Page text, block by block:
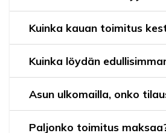
Kuinka kauan toimitus
Kuinka löydän
Asun ulkomailla, onko
Paljonko toimitus